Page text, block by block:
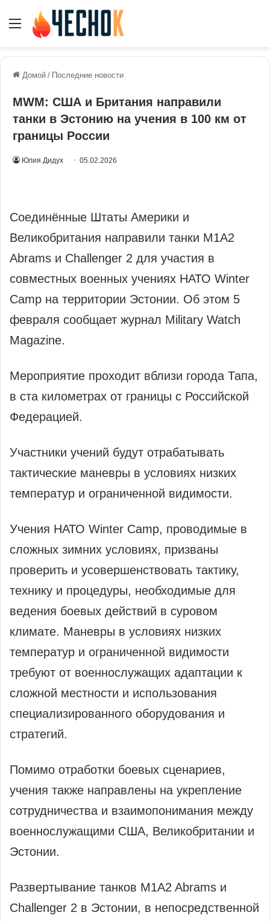
Меню
Домой / Последние новости
MWM: США и Британия направили
танки в Эстонию на учения в 100 км от
границы России
Юлия Дидух 05.02.2026
Соединённые Штаты Америки и
Великобритания направили танки M1A2
Abrams и Challenger 2 для участия в
совместных военных учениях НАТО Winter
Camp на территории Эстонии. Об этом 5
февраля сообщает журнал Military Watch
Magazine.
Мероприятие проходит вблизи города Тапа,
в ста километрах от границы с Российской
Федерацией.
Участники учений будут отрабатывать
тактические маневры в условиях низких
температур и ограниченной видимости.
Учения НАТО Winter Camp, проводимые в
сложных зимних условиях, призваны
проверить и усовершенствовать тактику,
технику и процедуры, необходимые для
ведения боевых действий в суровом
климате. Маневры в условиях низких
температур и ограниченной видимости
требуют от военнослужащих адаптации к
сложной местности и использования
специализированного оборудования и
стратегий.
Помимо отработки боевых сценариев,
учения также направлены на укрепление
сотрудничества и взаимопонимания между
военнослужащими США, Великобритании и
Эстонии.
Развертывание танков M1A2 Abrams и
Challenger 2 в Эстонии, в непосредственной